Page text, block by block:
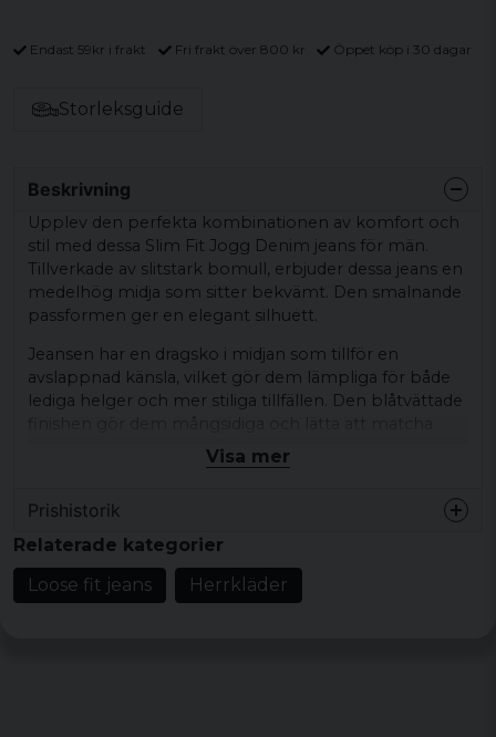
Endast 59kr i frakt Fri frakt över 800 kr Öppet köp i 30 dagar
Storleksguide
Beskrivning
Upplev den perfekta kombinationen av komfort och
stil med dessa Slim Fit Jogg Denim jeans för män.
Tillverkade av slitstark bomull, erbjuder dessa jeans en
medelhög midja som sitter bekvämt. Den smalnande
passformen ger en elegant silhuett.
Jeansen har en dragsko i midjan som tillför en
avslappnad känsla, vilket gör dem lämpliga för både
lediga helger och mer stiliga tillfällen. Den blåtvättade
med olika klädesplagg, vilket ger en stilren look för
Materialet består av 100% bomull med en vikt av 450
gsm, vilket säkerställer både hållbarhet och komfort.
Dessa jeans är en utmärkt val för den som söker en
kombination av funktionalitet och mode i sin
garderob.
Visa mer
Prishistorik
Relaterade kategorier
Loose fit jeans
Herrkläder